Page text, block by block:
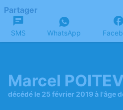
Partager
SMS WhatsApp
Marcel
décédé le 25 février 2019 à l'âge